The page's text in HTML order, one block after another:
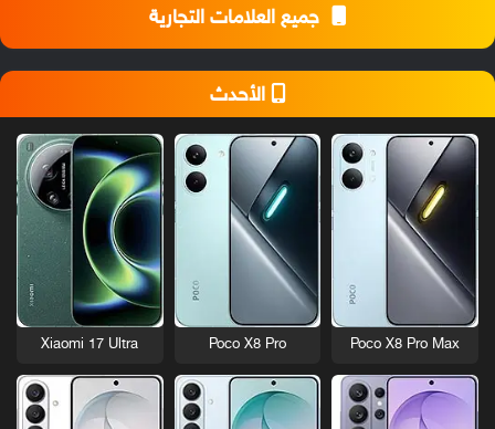
جميع العلامات التجارية
الأحدث
Poco X8 Pro Max
Poco X8 Pro
Xiaomi 17 Ultra